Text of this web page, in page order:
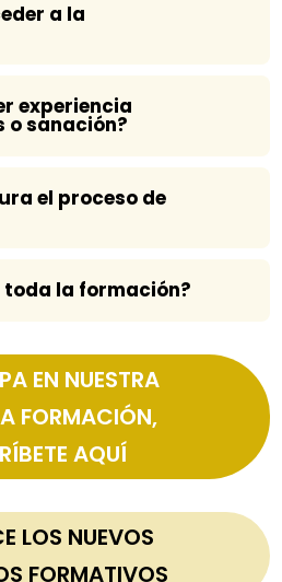
a la
experiencia
o sanación?
el proceso de
toda la formación?
EN NUESTRA
FORMACIÓN,
AQUÍ
LOS NUEVOS
FORMATIVOS